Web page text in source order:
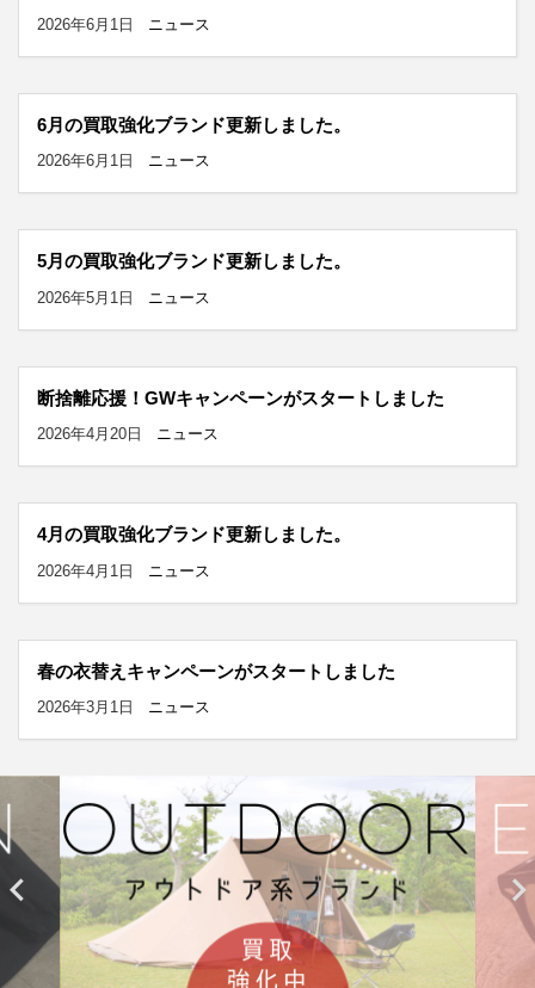
2026年6月1日 ニュース
6月の買取強化ブランド更新しました。
2026年6月1日 ニュース
5月の買取強化ブランド更新しました。
2026年5月1日 ニュース
断捨離応援！GWキャンペーンがスタートしました
2026年4月20日 ニュース
4月の買取強化ブランド更新しました。
2026年4月1日 ニュース
春の衣替えキャンペーンがスタートしました
2026年3月1日 ニュース
 